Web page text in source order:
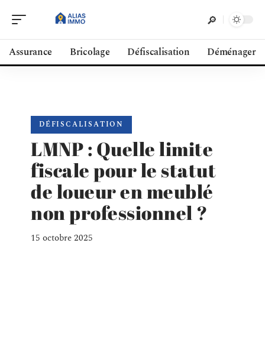
Assurance Bricolage Défiscalisation Déménager
DÉFISCALISATION
LMNP : Quelle limite
fiscale pour le statut
de loueur en meublé
non professionnel ?
15 octobre 2025